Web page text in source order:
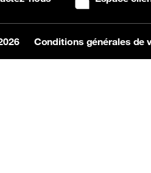
Conditions générales de